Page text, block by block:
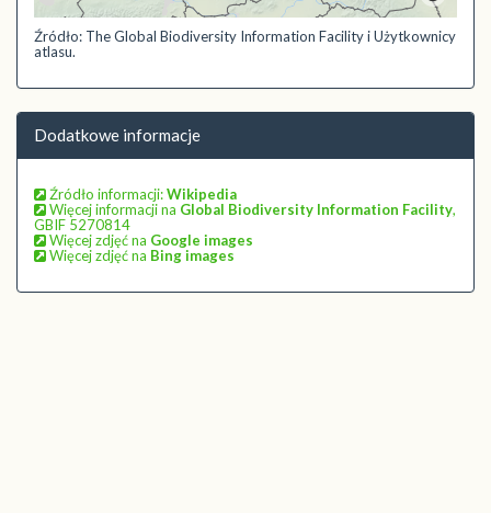
Źródło: The Global Biodiversity Information Facility i Użytkownicy
atlasu.
Dodatkowe informacje
Źródło informacji:Wikipedia
Więcej informacji na Global Biodiversity Information Facility,
GBIF 5270814
Więcej zdjęć na Google images
Więcej zdjęć na Bing images